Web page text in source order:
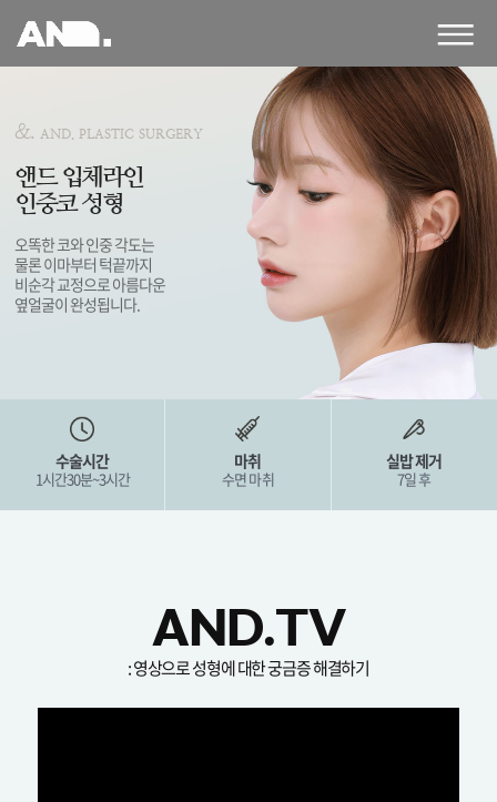
앤
드
외
의
원
&. AND. PLASTIC SURGERY
앤드 입체라인
인중코 성형
오똑한 코와 인중 각도는
물론 이마부터 턱끝까지
비순각 교정으로 아름다운
옆얼굴이 완성됩니다.
수술시간
1시간30분~3시간
마취
수면 마취
실밥 제거
7일 후
AND.TV
: 영상으로 성형에 대한 궁금증 해결하기